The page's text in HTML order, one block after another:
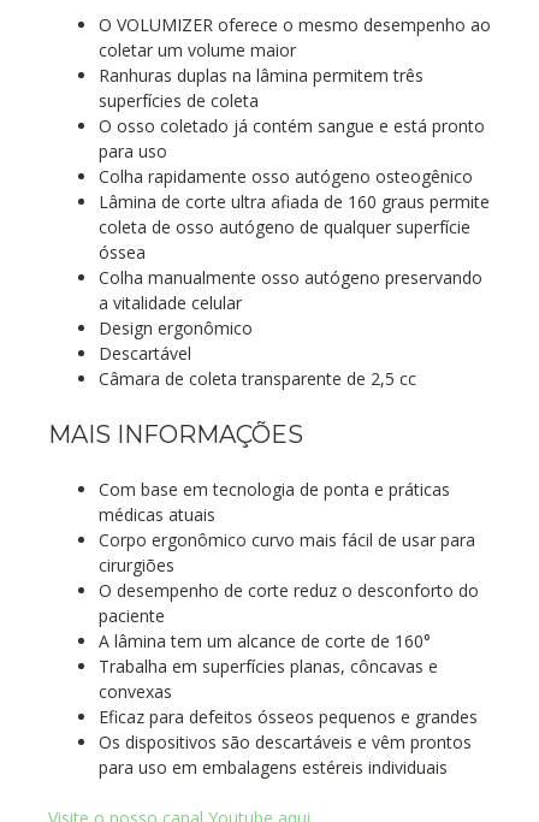
O VOLUMIZER oferece o mesmo desempenho ao
coletar um volume maior
Ranhuras duplas na lâmina permitem três
superfícies de coleta
O osso coletado já contém sangue e está pronto
para uso
Colha rapidamente osso autógeno osteogênico
Lâmina de corte ultra afiada de 160 graus permite
coleta de osso autógeno de qualquer superfície
óssea
Colha manualmente osso autógeno preservando
a vitalidade celular
Design ergonômico
Descartável
Câmara de coleta transparente de 2,5 cc
MAIS INFORMAÇÕES
Com base em tecnologia de ponta e práticas
médicas atuais
Corpo ergonômico curvo mais fácil de usar para
cirurgiões
O desempenho de corte reduz o desconforto do
paciente
A lâmina tem um alcance de corte de 160°
Trabalha em superfícies planas, côncavas e
convexas
Eficaz para defeitos ósseos pequenos e grandes
Os dispositivos são descartáveis ​​e vêm prontos
para uso em embalagens estéreis individuais